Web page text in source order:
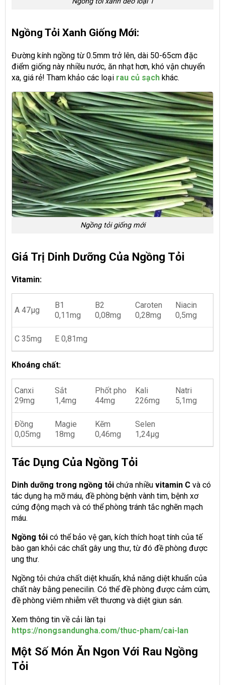
Ngồng Tỏi Xanh Giống Mới:
Đường kính ngồng từ 0.5mm trở lên, dài 50-65cm đặc
điểm giống này nhiều nước, ăn nhạt hơn, khó vận chuyển
xa, giá rẻ! Tham khảo các loại rau củ sạch khác.
Ngồng tỏi giống mới
Giá Trị Dinh Dưỡng Của Ngồng Tỏi
Vitamin:
A 47µg
B1
0,11mg
B2
0,08mg
Caroten
0,28mg
Niacin
0,5mg
C 35mg E 0,81mg
Khoáng chất:
Canxi
29mg
Sắt
1,4mg
Phốt pho
44mg
Kali
226mg
Natri
5,1mg
Đồng
0,05mg
Magie
18mg
Kẽm
0,46mg
Selen
1,24µg
Tác Dụng Của Ngồng Tỏi
Dinh dưỡng trong ngồng tỏi chứa nhiều vitamin C và có
tác dụng hạ mỡ máu, đề phòng bệnh vành tim, bệnh xơ
cứng động mạch và có thể phòng tránh tắc nghẽn mạch
máu.
Ngồng tỏi có thể bảo vệ gan, kích thích hoạt tính của tế
bào gan khỏi các chất gây ung thư, từ đó đề phòng được
ung thư.
Ngồng tỏi chứa chất diệt khuẩn, khả năng diệt khuẩn của
chất này bằng penecilin. Có thể đề phòng được cảm cúm,
đề phòng viêm nhiễm vết thương và diệt giun sán.
Xem thông tin về cải làn tại
https://nongsandungha.com/thuc-pham/cai-lan
Một Số Món Ăn Ngon Với Rau Ngồng
Tỏi